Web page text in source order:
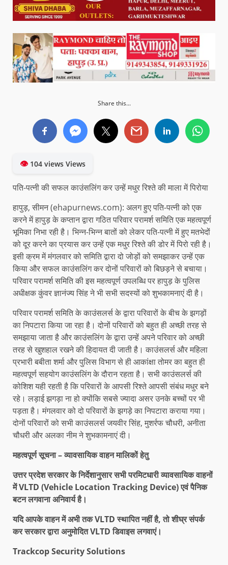
Share this...
👁104 views Views
पति-पत्नी की सफल काउंसलिंग कर उन्हें मधुर रिश्ते की माला में पिरोया
हापुड़, सीमन (ehapurnews.com): अलग हुए पति-पत्नी को एक
करने में हापुड़ के कप्तान द्वारा गठित परिवार परामर्श समिति एक महत्वपूर्ण
भूमिका निभा रही है। भिन्न-भिन्न बातों को लेकर पति-पत्नी में हुए मतभेदों
को दूर करने का प्रयास कर उन्हें एक मधुर रिश्ते की डोर में पिरो रही है।
इसी क्रम में मंगलवार को समिति द्वारा दो जोड़ों को समझाकर उन्हें एक
किया और सफल काउंसलिंग कर दोनों परिवारों को बिछड़ने से बचाया।
परिवार परामर्श समिति की इस महत्वपूर्ण उपलब्धि पर हापुड़ के पुलिस
अधीक्षक कुंवर ज्ञानंज्य सिंह ने भी सभी सदस्यों को शुभकामनाएं दी है।
परिवार परामर्श समिति के काउंसलर्स के द्वारा परिवारों के बीच के झगड़ों
का निपटारा किया जा रहा है। दोनों परिवारों को बहुत ही अच्छी तरह से
समझाया जाता है और काउंसलिंग के द्वारा उन्हें अपने परिवार को अच्छी
तरह से खुशहाल रखने की हिदायत दी जाती है। काउंसलर्स और महिला
प्रभारी बबीता शर्मा और पुलिस विभाग से ही आकांक्षा तोमर का बहुत ही
महत्वपूर्ण सहयोग काउंसलिंग के दौरान रहता है। सभी काउंसलर्स की
कोशिश यही रहती है कि परिवारों के आपसी रिश्ते आपसी संबंध मधुर बने
रहे। लड़ाई झगड़ा ना हो क्योंकि सबसे ज्यादा असर उनके बच्चों पर भी
पड़ता है। मंगलवार को दो परिवारों के झगड़े का निपटारा कराया गया।
दोनों परिवारों को सभी काउंसलर्स जयवीर सिंह, मुशर्रफ चौधरी, अनीता
चौधरी और अलका नीम ने शुभकामनाएं दी।
महत्वपूर्ण सूचना–व्यावसायिक वाहन मालिकों हेतु
उत्तर प्रदेश सरकार के निर्देशानुसार सभी परमिटधारी व्यावसायिक वाहनों
मेंVLTD (Vehicle Location Tracking Device)एवं पैनिक
बटन लगवाना अनिवार्य है।
यदि आपके वाहन में अभी तकVLTDस्थापित नहीं है,तो शीघ्र संपर्क
कर सरकार द्वारा अनुमोदितVLTDडिवाइस लगवाएं।
Trackcop Security Solutions